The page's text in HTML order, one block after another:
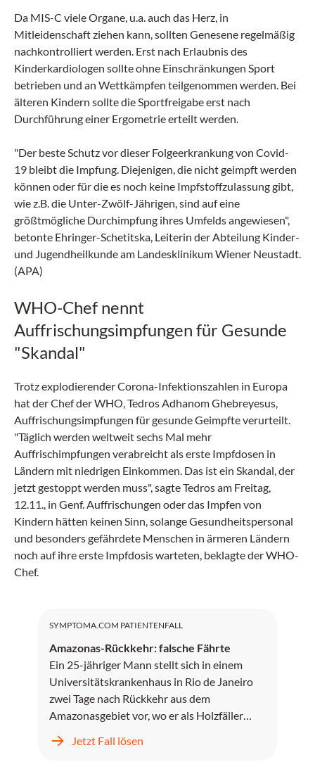
Da MIS-C viele Organe, u.a. auch das Herz, in
Mitleidenschaft ziehen kann, sollten Genesene regelmäßig
nachkontrolliert werden. Erst nach Erlaubnis des
Kinderkardiologen sollte ohne Einschränkungen Sport
betrieben und an Wettkämpfen teilgenommen werden. Bei
älteren Kindern sollte die Sportfreigabe erst nach
Durchführung einer Ergometrie erteilt werden.
"Der beste Schutz vor dieser Folgeerkrankung von Covid-
19 bleibt die Impfung. Diejenigen, die nicht geimpft werden
können oder für die es noch keine Impfstoffzulassung gibt,
wie z.B. die Unter-Zwölf-Jährigen, sind auf eine
größtmögliche Durchimpfung ihres Umfelds angewiesen",
betonte Ehringer-Schetitska, Leiterin der Abteilung Kinder-
und Jugendheilkunde am Landesklinikum Wiener Neustadt.
(APA)
WHO-Chef nennt
Auffrischungsimpfungen für Gesunde
"Skandal"
Trotz explodierender Corona-Infektionszahlen in Europa
hat der Chef der WHO, Tedros Adhanom Ghebreyesus,
Auffrischungsimpfungen für gesunde Geimpfte verurteilt.
"Täglich werden weltweit sechs Mal mehr
Auffrischimpfungen verabreicht als erste Impfdosen in
Ländern mit niedrigen Einkommen. Das ist ein Skandal, der
jetzt gestoppt werden muss", sagte Tedros am Freitag,
12.11., in Genf. Auffrischungen oder das Impfen von
Kindern hätten keinen Sinn, solange Gesundheitspersonal
und besonders gefährdete Menschen in ärmeren Ländern
noch auf ihre erste Impfdosis warteten, beklagte der WHO-
Chef.
SYMPTOMA.COM PATIENTENFALL
Amazonas-Rückkehr: falsche Fährte
Ein 25-jähriger Mann stellt sich in einem
Universitätskrankenhaus in Rio de Janeiro
zwei Tage nach Rückkehr aus dem
Amazonasgebiet vor, wo er als Holzfäller
gearbeitet hat.
Jetzt Fall lösen